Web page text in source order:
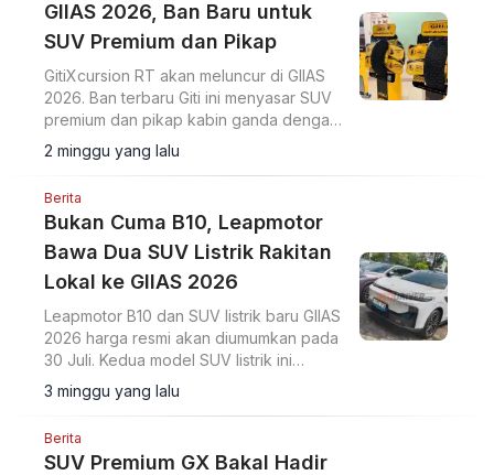
GIIAS 2026, Ban Baru untuk
SUV Premium dan Pikap
GitiXcursion RT akan meluncur di GIIAS
2026. Ban terbaru Giti ini menyasar SUV
premium dan pikap kabin ganda dengan
kemampuan 60 persen on road dan 40
persen off road.
2 minggu yang lalu
Berita
Bukan Cuma B10, Leapmotor
Bawa Dua SUV Listrik Rakitan
Lokal ke GIIAS 2026
Leapmotor B10 dan SUV listrik baru GIIAS
2026 harga resmi akan diumumkan pada
30 Juli. Kedua model SUV listrik ini
diproduksi secara lokal dan diluncurkan
bersamaan di GIIAS 2026.
3 minggu yang lalu
Berita
SUV Premium GX Bakal Hadir